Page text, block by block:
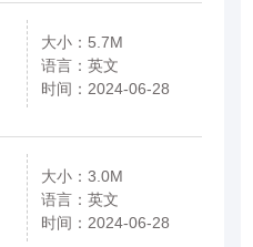
大小：5.7M
语言：英文
时间：2024-06-28
大小：3.0M
语言：英文
时间：2024-06-28